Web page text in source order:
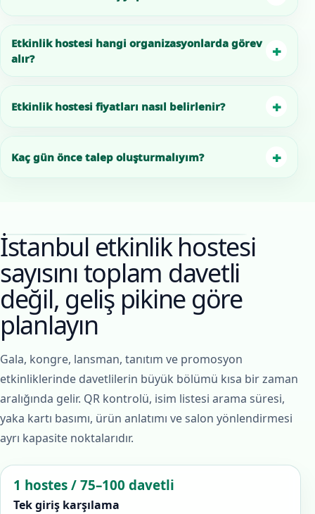
Etkinlik hostesi hangi organizasyonlarda görev
alır?
+
Etkinlik hostesi fiyatları nasıl belirlenir? +
Kaç gün önce talep oluşturmalıyım? +
İstanbul etkinlik hostesi
sayısını toplam davetli
değil, geliş pikine göre
planlayın
Gala, kongre, lansman, tanıtım ve promosyon
etkinliklerinde davetlilerin büyük bölümü kısa bir zaman
aralığında gelir. QR kontrolü, isim listesi arama süresi,
yaka kartı basımı, ürün anlatımı ve salon yönlendirmesi
ayrı kapasite noktalarıdır.
1 hostes / 75–100 davetli
Tek giriş karşılama